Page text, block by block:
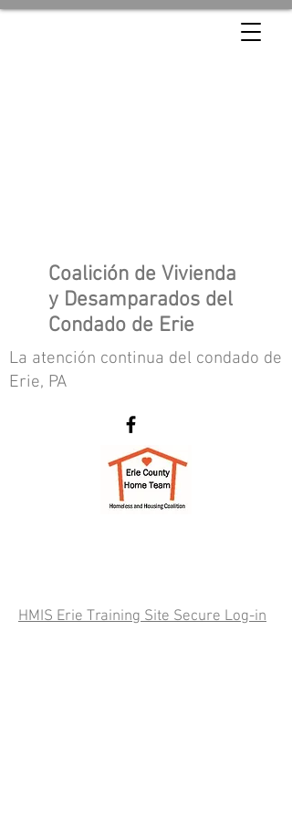
Coalición de Vivienda
y Desamparados del
Condado de Erie
La atención continua del condado de
Erie, PA
HMIS Erie Training Site Secure Log-in